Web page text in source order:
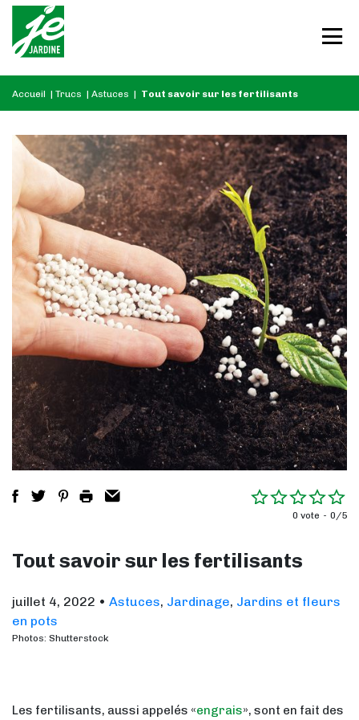
Accueil | Trucs | Astuces | Tout savoir sur les fertilisants
0 vote 0/5
Tout savoir sur les fertilisants
juillet 4, 2022 • Astuces, Jardinage, Jardins et fleurs
en pots
Photos: Shutterstock
Les fertilisants, aussi appelés «engrais», sont en fait des